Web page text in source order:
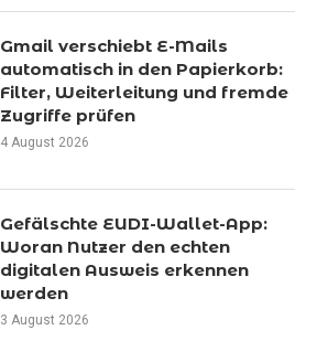
Gmail verschiebt E-Mails
automatisch in den Papierkorb:
Filter, Weiterleitung und fremde
Zugriffe prüfen
4 August 2026
Gefälschte EUDI-Wallet-App:
Woran Nutzer den echten
digitalen Ausweis erkennen
werden
3 August 2026